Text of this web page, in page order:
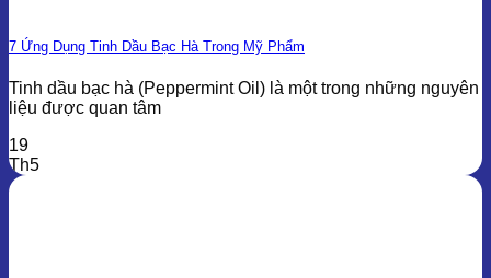
7 Ứng Dụng Tinh Dầu Bạc Hà Trong Mỹ Phẩm
Tinh dầu bạc hà (Peppermint Oil) là một trong những nguyên
liệu được quan tâm
19
Th5